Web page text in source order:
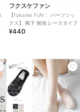
フクスケファン
【fukuske FUN： パーツソッ
クス】 靴下 無地 レースタイプ
¥440